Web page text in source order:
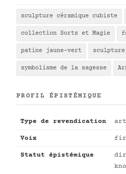
sculpture céramique cubiste
collection Sorts et Magie
patine jaune-vert sculpture
symbolisme de la sagesse
PROFIL ÉPISTÉMIQUE
Type de revendication
Voix
Statut épistémique